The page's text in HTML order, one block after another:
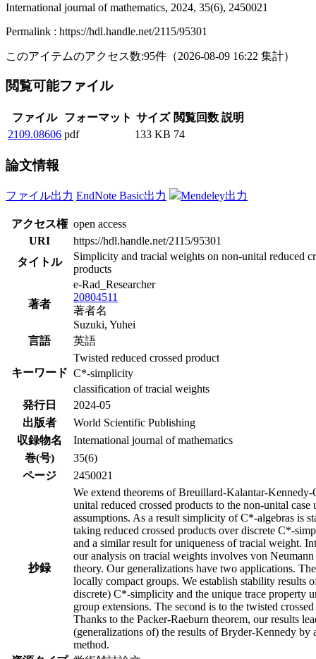
International journal of mathematics, 2024, 35(6), 2450021
Permalink : https://hdl.handle.net/2115/95301
このアイテムのアクセス数:95件 （2026-08-09 16:22 集計）
閲覧可能ファイル
ファイル フォーマット サイズ 閲覧回数 説明
2109.08606 pdf 133 KB 74
論文情報
ファイル出力 EndNote Basic出力 Mendeley出力
アクセス権 open access
URI
https://hdl.handle.net/2115/95301
タイトル
Simplicity and tracial weights on non-unital reduced
products
著者
e-Rad_Researcher
20804511
著者名
Suzuki, Yuhei
言語
英語
キーワード
Twisted reduced crossed product
C*-simplicity
classification of tracial weights
発行日
2024-05
出版者
World Scientific Publishing
収録物名
International journal of mathematics
巻(号)
35(6)
ページ
2450021
抄録
We extend theorems of Breuillard-Kalantar-Kennedy-
unital reduced crossed products to the non-unital case
assumptions. As a result simplicity of C*-algebras is
taking reduced crossed products over discrete C*-
and a similar result for uniqueness of tracial weight.
our analysis on tracial weights involves von Neumann
theory. Our generalizations have two applications.
locally compact groups. We establish stability results
discrete) C*-simplicity and the unique trace property
group extensions. The second is to the twisted
Thanks to the Packer-Raeburn theorem, our results
(generalizations of) the results of Bryder-Kennedy by
method.